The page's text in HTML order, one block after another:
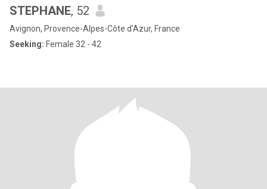
STEPHANE, 52
Avignon, Provence-Alpes-Côte d'Azur, France
Seeking: Female 32 - 42